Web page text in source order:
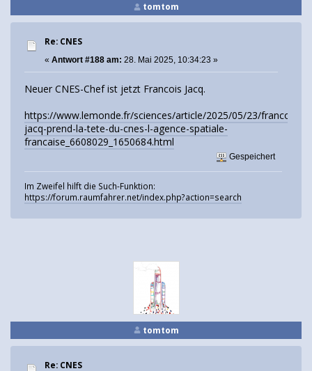
tomtom
Re: CNES
« Antwort #188 am: 28. Mai 2025, 10:34:23 »
Neuer CNES-Chef ist jetzt Francois Jacq.
https://www.lemonde.fr/sciences/article/2025/05/23/francois-
jacq-prend-la-tete-du-cnes-l-agence-spatiale-
francaise_6608029_1650684.html
Gespeichert
Im Zweifel hilft die Such-Funktion:
https://forum.raumfahrer.net/index.php?action=search
tomtom
Re: CNES